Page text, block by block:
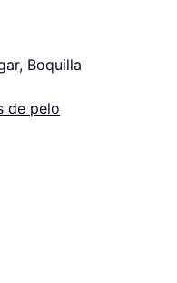
Boquilla
de pelo